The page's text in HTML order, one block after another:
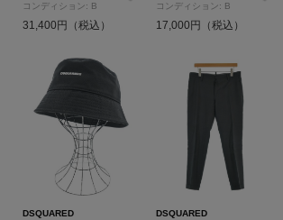
コンディション: B
31,400円（税込）
コンディション: B
17,000円（税込）
DSQUARED
DSQUARED